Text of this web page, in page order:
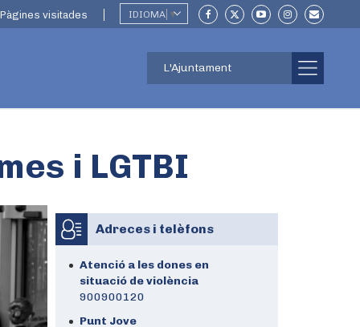
Pàgines visitades IDIOMA ▼
L'Ajuntament
i LGTBI
Adreces i telèfons
Atenció a les dones en
situació de violència
900900120
Punt Jove